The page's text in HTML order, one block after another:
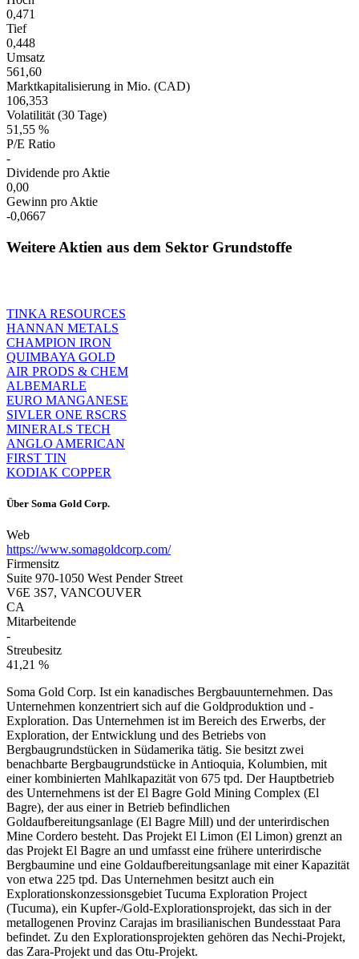
0,471
Tief
0,448
Umsatz
561,60
Marktkapitalisierung in Mio. (CAD)
106,353
Volatilität (30 Tage)
51,55 %
P/E Ratio
-
Dividende pro Aktie
0,00
Gewinn pro Aktie
-0,0667
Weitere Aktien aus dem Sektor Grundstoffe
TINKA RESOURCES
HANNAN METALS
CHAMPION IRON
QUIMBAYA GOLD
AIR PRODS & CHEM
ALBEMARLE
EURO MANGANESE
SIVLER ONE RSCRS
MINERALS TECH
ANGLO AMERICAN
FIRST TIN
KODIAK COPPER
Über Soma Gold Corp.
Web
https://www.somagoldcorp.com/
Firmensitz
Suite 970-1050 West Pender Street
V6E 3S7, VANCOUVER
CA
Mitarbeitende
-
Streubesitz
41,21 %
Soma Gold Corp. Ist ein kanadisches Bergbauunternehmen. Das
Unternehmen konzentriert sich auf die Goldproduktion und -
Exploration. Das Unternehmen ist im Bereich des Erwerbs, der
Exploration, der Entwicklung und des Betriebs von
Bergbaugrundstücken in Südamerika tätig. Sie besitzt zwei
benachbarte Bergbaugrundstücke in Antioquia, Kolumbien, mit
einer kombinierten Mahlkapazität von 675 tpd. Der Hauptbetrieb
des Unternehmens ist der El Bagre Gold Mining Complex (El
Bagre), der aus einer in Betrieb befindlichen
Goldaufbereitungsanlage (El Bagre Mill) und der unterirdischen
Mine Cordero besteht. Das Projekt El Limon (El Limon) grenzt an
das Projekt El Bagre an und umfasst eine frühere unterirdische
Bergbaumine und eine Goldaufbereitungsanlage mit einer Kapazität
von etwa 225 tpd. Das Unternehmen besitzt auch ein
Explorationskonzessionsgebiet Tucuma Exploration Project
(Tucuma), ein Kupfer-/Gold-Explorationsprojekt, das sich in der
metallogenen Provinz Carajas im brasilianischen Bundesstaat Para
befindet. Zu den Explorationsprojekten gehören das Nechi-Projekt,
das Zara-Projekt und das Otu-Projekt.